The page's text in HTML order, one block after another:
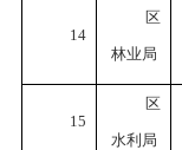
14
区
林业局
15
区
水利局